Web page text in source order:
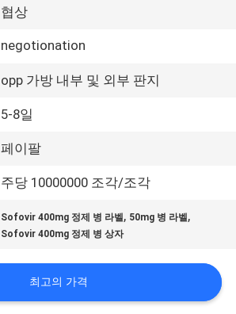
협상
negotionation
opp 가방 내부 및 외부 판지
5-8일
페이팔
주당 10000000 조각/조각
Sofovir 400mg 정제 병 라벨, 50mg 병 라벨,
Sofovir 400mg 정제 병 상자
최고의 가격